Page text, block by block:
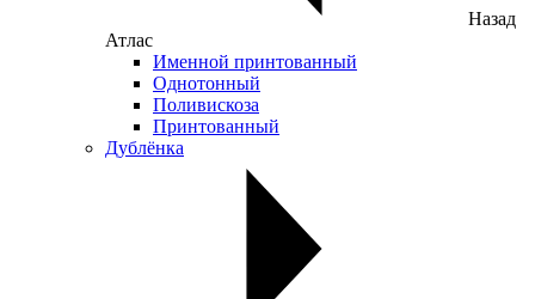
Назад
Атлас
Именной принтованный
Однотонный
Поливискоза
Принтованный
Дублёнка